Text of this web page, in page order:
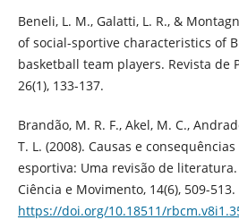
Beneli, L. M., Galatti, L. R., &
of social-sportive characteristics of
basketball team players. Revista de
26(1), 133-137.
Brandão, M. R. F., Akel, M. C.,
T. L. (2008). Causas e
esportiva: Uma revisão de
Ciência e Movimento, 14(6), 509-513.
https://doi.org/10.18511/